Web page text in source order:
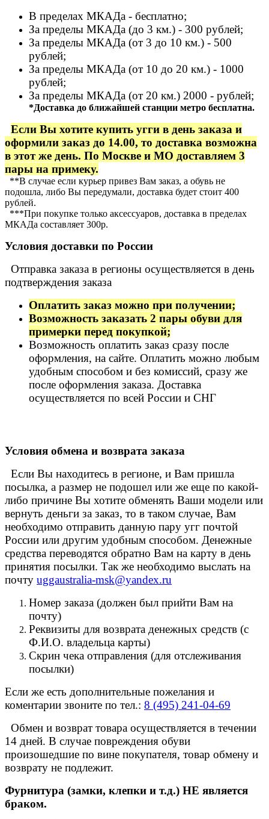
Отзыв от Анастасии
г.Сургут
Дмитрий
г.Барнаул
Отзыв от Натальи
г.Красноярск
В пределах МКАДа - бесплатно;
За пределы МКАДа (до 3 км.) - 300 рублей;
За пределы МКАДа (от 3 до 10 км.) - 500
рублей;
За пределы МКАДа (от 10 до 20 км.) - 1000
рублей;
За пределы МКАДа (от 20 км.) 2000 - рублей;
*Доставка до ближайшей станции метро бесплатна.
Если Вы хотите купить угги в день заказа и
оформили заказ до 14.00, то доставка возможна
в этот же день. По Москве и МО доставляем 3
пары на примеку.
**В случае если курьер привез Вам заказ, а обувь не
подошла, либо Вы передумали, доставка будет стоит 400
рублей.
***При покупке только аксессуаров, доставка в пределах
МКАДа составляет 300р.
Условия доставки по России
Отправка заказа в регионы осуществляется в день
подтверждения заказа
Оплатить заказ можно при получении;
Возможность заказать 2 пары обуви для
примерки перед покупкой;
Возможность оплатить заказ сразу после
оформления, на сайте. Оплатить можно любым
удобным способом и без комиссий, сразу же
после оформления заказа. Доставка
осуществляется по всей России и СНГ
Условия обмена и возврата заказа
Если Вы находитесь в регионе, и Вам пришла
посылка, а размер не подошел или же еще по какой-
либо причине Вы хотите обменять Ваши модели или
вернуть деньги за заказ, то в таком случае, Вам
необходимо отправить данную пару угг почтой
России или другим удобным способом. Денежные
средства переводятся обратно Вам на карту в день
принятия посылки. Так же необходимо выслать на
почту uggaustralia-msk@yandex.ru
Номер заказа (должен был прийти Вам на
почту)
Реквизиты для возврата денежных средств (с
Ф.И.О. владельца карты)
Скрин чека отправления (для отслеживания
посылки)
Если же есть дополнительные пожелания и
коментарии звоните по тел.: 8 (495) 241-04-69
Обмен и возврат товара осуществляется в течении
14 дней. В случае повреждения обуви
произошедшие по вине покупателя, товар обмену и
возврату не подлежит.
Фурнитура (замки, клепки и т.д.) НЕ является
браком.